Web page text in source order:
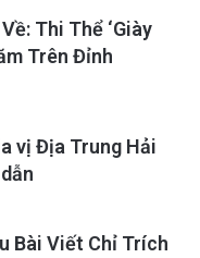
Thi Thể ‘Giày
Trên Đỉnh
vị Địa Trung Hải
Bài Viết Chỉ Trích